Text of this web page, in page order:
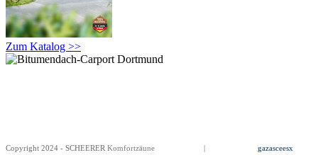
Zum Katalog >>
Copyright 2024 - SCHEERER Komfortzäune | gazasceesx